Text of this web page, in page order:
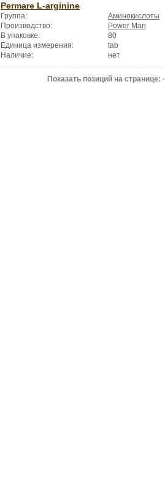
Permare L-arginine
Группа:
Аминокислоты
Производство:
Power Man
В упаковке:
80
Единица измерения:
tab
Наличие:
нет
Показать позиций на странице: ·